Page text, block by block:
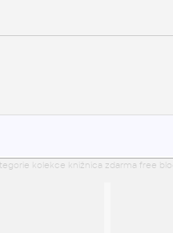
kolekce knižnica zdarma free